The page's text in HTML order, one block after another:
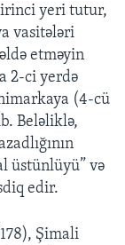
yeri tutur,
vasitələri
etməyin
2-ci yerdə
(4-cü
Beləliklə,
üstünlüyü” və
edir.
Şimali